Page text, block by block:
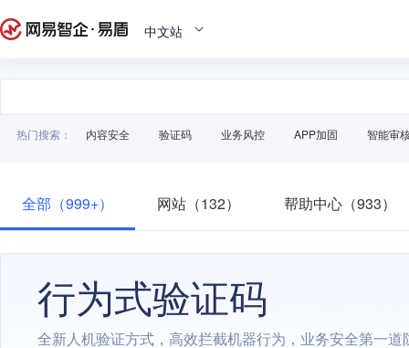
中文站
热门搜索： 内容安全 验证码 业务风控 APP加固 智能审
全部（999+） 网站（132） 帮助中心（933）
行为式验证码
全新人机验证方式，高效拦截机器行为，业务安全第一道